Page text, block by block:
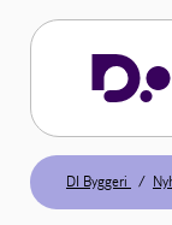
DI Byggeri